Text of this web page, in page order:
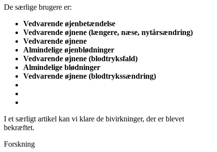
De særlige brugere er:
Vedvarende øjenbetændelse
Vedvarende øjnene (længere, næse, nytårsændring)
Vedvarende øjnene
Almindelige øjenblødninger
Vedvarende øjnene (blodtryksfald)
Almindelige blødninger
Vedvarende øjnene (blodtrykssændring)
I et særligt artikel kan vi klare de bivirkninger, der er blevet
bekræftet.
Forskning